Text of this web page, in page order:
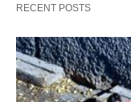
RECENT POSTS